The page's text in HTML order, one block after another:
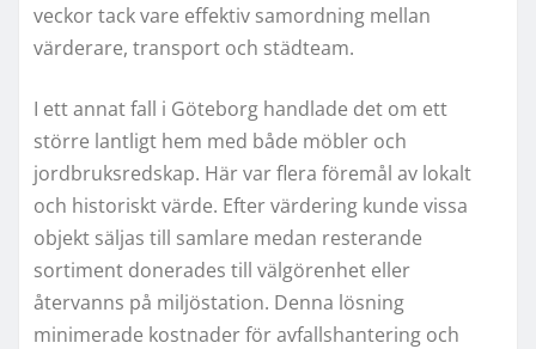
veckor tack vare effektiv samordning mellan
värderare, transport och städteam.
I ett annat fall i Göteborg handlade det om ett
större lantligt hem med både möbler och
jordbruksredskap. Här var flera föremål av lokalt
och historiskt värde. Efter värdering kunde vissa
objekt säljas till samlare medan resterande
sortiment donerades till välgörenhet eller
återvanns på miljöstation. Denna lösning
minimerade kostnader för avfallshantering och